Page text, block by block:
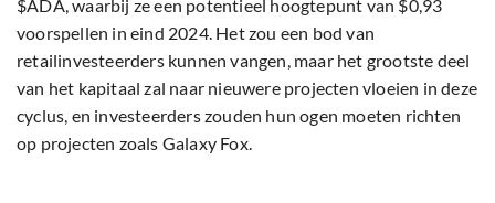
$ADA, waarbij ze een potentieel hoogtepunt van $0,93
voorspellen in eind 2024. Het zou een bod van
retailinvesteerders kunnen vangen, maar het grootste deel
van het kapitaal zal naar nieuwere projecten vloeien in deze
cyclus, en investeerders zouden hun ogen moeten richten
op projecten zoals Galaxy Fox.